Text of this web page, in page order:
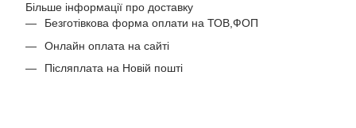
Більше інформації про доставку
Безготівкова форма оплати на ТОВ,ФОП
Онлайн оплата на сайті
Післяплата на Новій пошті